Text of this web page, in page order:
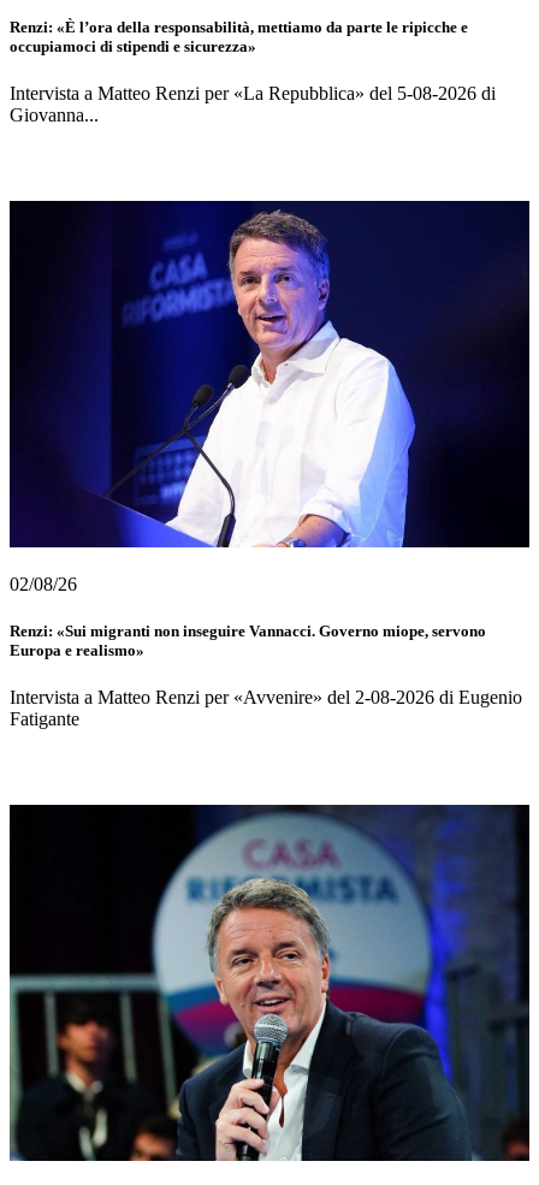
Renzi: «È l’ora della responsabilità, mettiamo da parte le ripicche e
occupiamoci di stipendi e sicurezza»
Intervista a Matteo Renzi per «La Repubblica» del 5-08-2026 di
Giovanna...
02/08/26
Renzi: «Sui migranti non inseguire Vannacci. Governo miope, servono
Europa e realismo»
Intervista a Matteo Renzi per «Avvenire» del 2-08-2026 di Eugenio
Fatigante